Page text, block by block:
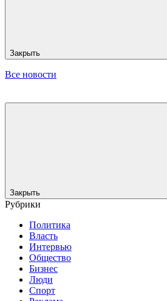
Закрыть
Все новости
Закрыть
Рубрики
Политика
Власть
Интервью
Общество
Бизнес
Люди
Спорт